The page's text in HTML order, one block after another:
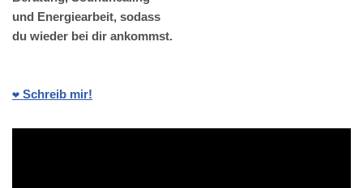
und Energiearbeit, sodass
du wieder bei dir ankommst.
❤️ Schreib mir!